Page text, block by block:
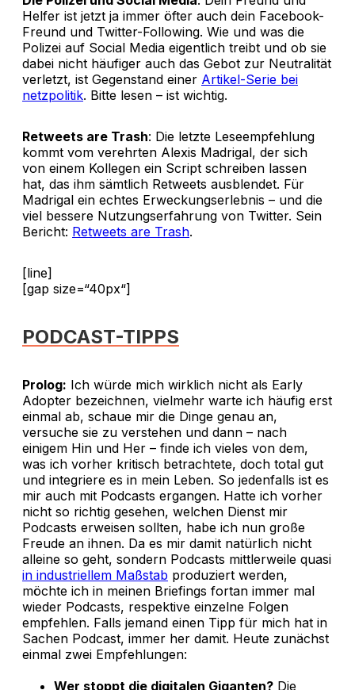
Helfer ist jetzt ja immer öfter auch dein Facebook-
Freund und Twitter-Following. Wie und was die
Polizei auf Social Media eigentlich treibt und ob sie
dabei nicht häufiger auch das Gebot zur Neutralität
verletzt, ist Gegenstand einer Artikel-Serie bei
netzpolitik. Bitte lesen – ist wichtig.
Retweets are Trash: Die letzte Leseempfehlung
kommt vom verehrten Alexis Madrigal, der sich
von einem Kollegen ein Script schreiben lassen
hat, das ihm sämtlich Retweets ausblendet. Für
Madrigal ein echtes Erweckungserlebnis – und die
viel bessere Nutzungserfahrung von Twitter. Sein
Bericht: Retweets are Trash.
[line]
[gap size=“40px“]
PODCAST-TIPPS
Prolog: Ich würde mich wirklich nicht als Early
Adopter bezeichnen, vielmehr warte ich häufig erst
einmal ab, schaue mir die Dinge genau an,
versuche sie zu verstehen und dann – nach
einigem Hin und Her – finde ich vieles von dem,
was ich vorher kritisch betrachtete, doch total gut
und integriere es in mein Leben. So jedenfalls ist es
mir auch mit Podcasts ergangen. Hatte ich vorher
nicht so richtig gesehen, welchen Dienst mir
Podcasts erweisen sollten, habe ich nun große
Freude an ihnen. Da es mir damit natürlich nicht
alleine so geht, sondern Podcasts mittlerweile quasi
in industriellem Maßstab produziert werden,
möchte ich in meinen Briefings fortan immer mal
wieder Podcasts, respektive einzelne Folgen
empfehlen. Falls jemand einen Tipp für mich hat in
Sachen Podcast, immer her damit. Heute zunächst
einmal zwei Empfehlungen:
Wer stoppt die digitalen Giganten? Die